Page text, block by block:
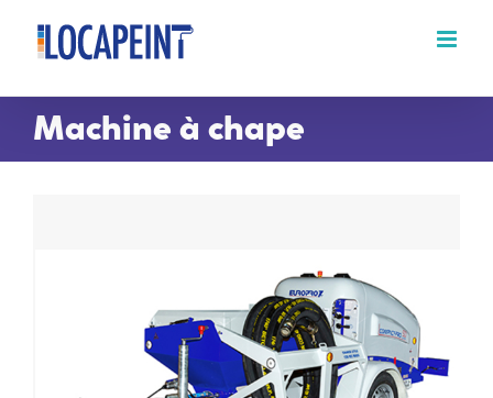
Passer
contenu
Machine à chape